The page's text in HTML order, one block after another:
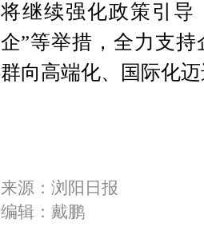
将继续强化政策引导
企”等举措，全力支
群向高端化、国际化
来源：浏阳日报
编辑：戴鹏